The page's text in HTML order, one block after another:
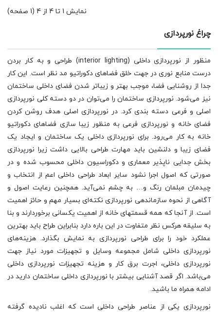
نمایش 1 تا 4 از 4 (1 صفحه)
چراغ نورپردازی
منظور از نورپردازی داخلی (interior lighting) طراحی و به کار بردن
درست منابع نوری در جهت خلق فضاهای دکوراتیو مد نظر است. این کار
جدا از روشنایی فضا، موجب بهتر و زیباتر شدن فضای داخلی ساختمان
نیز می‌شود. نورپردازی ساختمان را می‌توان در دو دسته کلی نورپردازی
اصلی و فرعی دسته بندی کرد. در نورپردازی اصلی هدف روشن کردن
فضای خانه و نورپردازی فرعی به منظور زیبا سازی فضاهای دکوراتیو
خانه به کار می‌رود. برای نورپردازی داخلی یک ساختمان و ایجاد یک
فضای زیبا و دلنشین باید مهارت طراحی بالایی داشت زیرا نورپردازی
بخش جدایی ناپذیر معماری و دکوراسیون داخلی محسوب شده و در
صورتی که اصول اجرا نشود سایر ابعاد طراحی داخلی اعم از انتخاب و
چیدمان مبلمان رنگ و… به چشم نمی‌آید. همچنین رعایت اصول و
آگاهی از نحوه سازماندهی نورپردازی نکته‌ای بسیار مهم و حائز اهمیت
است. از آنجا که همه قسمتهای خانه از اهمیت یکسانی برخوردارند و بنا
به سلیقه هرکس نظر متفاوت در این باره دارد بنابراین طراح باید بهترین
عملکرد خود را برای طراحی نورپردازی به نمایش بگذارد. هزینه‌های
نورپردازی داخلی شامل مجموعه وسایل و تجهیزات مورد نیاز جهت
نورپردازی داخلی، اجرت برق کار و هزینه تجهیزات نورپردازی داخلی
می‌باشد. اگر قصد آشنایی بیشتر با نورپردازی داخلی ساختمان دارید در
ادامه همراه ما باشید.
نورپردازی یکی از عناصر طراحی داخلی است که اغلب نادیده گرفته